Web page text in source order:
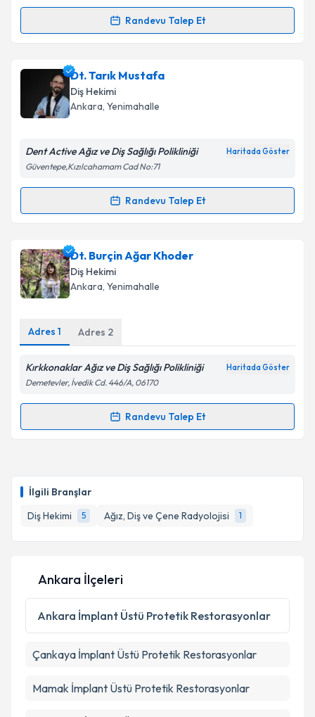
İlgili Branşlar
Diş Hekimi
5 Ağız, Diş ve Çene Radyolojisi 1
Kişisel verilerimin işlenmesine ilişkinAydınlatma
'ni okudum ve kişisel verilerimin belirtilen
kapsamda işlenmesini kabul ediyorum.
Takvim Talebini Gönder
Randevu Talep Et
Randevu Takvimi Talebi
Dt. Mahmut Çalıkiçin randevu takvimi talebi
oluşturun. Size bu uzmandan randevu almanız için bir
takvim hazırlandığında e-posta ile bilgilendireceğiz.
Kişisel verilerimin işlenmesine ilişkin
Metni'ni okudum ve kişisel verilerimin belirtilen
Takvim Talebini Gönder
Dt. Tarık Mustafa
Diş Hekimi
Ankara, Yenimahalle
Dent Active Ağız ve Diş Sağlığı Polikliniği Haritada Göster
Güventepe,Kızılcahamam Cad No:71
Randevu Talep Et
Randevu Takvimi Talebi
Dt. Tarık Mustafaiçin randevu takvimi talebi
oluşturun. Size bu uzmandan randevu almanız için bir
takvim hazırlandığında e-posta ile bilgilendireceğiz.
Kişisel verilerimin işlenmesine ilişkin
kapsamda işlenmesini kabul ediyorum.
Dt. Burçin Ağar Khoder
Diş Hekimi
Ankara, Yenimahalle
Adres 1 Adres 2
Kırkkonaklar Ağız ve Diş Sağlığı Polikliniği Haritada Göster
Demetevler, İvedik Cd. 446/A, 06170
Randevu Talep Et
Randevu Takvimi Talebi
takvim hazırlandığında e-posta ile bilgilendireceğiz.
E-posta Adresiniz
Kişisel verilerimin işlenmesine ilişkinAydınlatma
Metni
'ni okudum ve kişisel verilerimin belirtilen
kapsamda işlenmesini kabul ediyorum.
Ankara İlçeleri
Ankara İmplant Üstü Protetik Restorasyonlar
Çankaya İmplant Üstü Protetik Restorasyonlar
Mamak İmplant Üstü Protetik Restorasyonlar